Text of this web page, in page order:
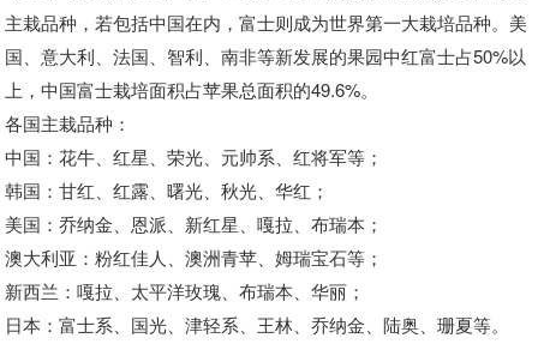
主栽品种，若包括中国在内，富士则成为世界第一大栽培品种。美
国、意大利、法国、智利、南非等新发展的果园中红富士占50%以
上，中国富士栽培面积占苹果总面积的49.6%。
各国主栽品种：
中国：花牛、红星、荣光、元帅系、红将军等；
韩国：甘红、红露、曙光、秋光、华红；
美国：乔纳金、恩派、新红星、嘎拉、布瑞本；
澳大利亚：粉红佳人、澳洲青苹、姆瑞宝石等；
新西兰：嘎拉、太平洋玫瑰、布瑞本、华丽；
日本：富士系、国光、津轻系、王林、乔纳金、陆奥、珊夏等。